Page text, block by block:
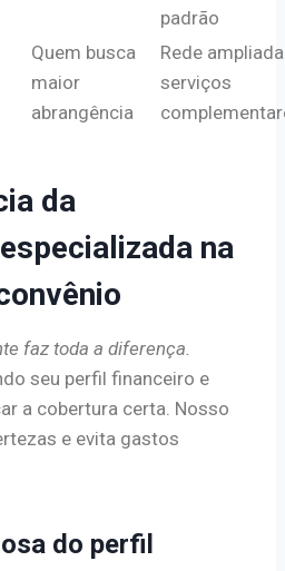
padrão
Quem busca
maior
abrangência
Rede
serviços
da
na
faz toda a diferença.
seu perfil financeiro e
a cobertura certa. Nosso
e evita gastos
do perfil